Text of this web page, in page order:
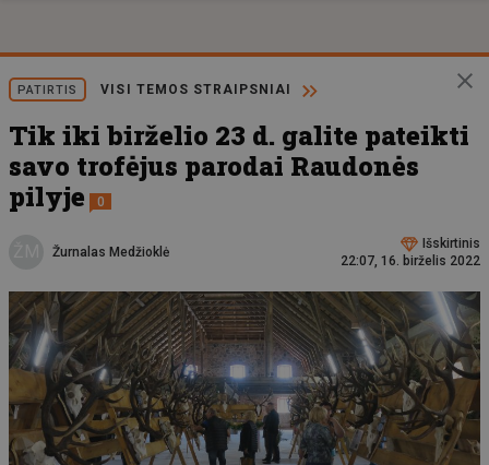
PATIRTIS VISI TEMOS STRAIPSNIAI
Tik iki birželio 23 d. galite pateikti
savo trofėjus parodai Raudonės
pilyje
0
Žurnalas Medžioklė
Išskirtinis
22:07, 16. birželis 2022